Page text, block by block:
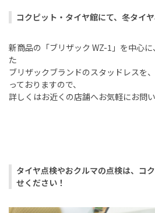
コクピット・タイヤ館にて、冬タイ
新商品の「ブリザック WZ-1 」を中心
た
ブリザックブランドのスタッドレスを
っておりますので、
詳しくはお近くの店舗へお気軽にお問
タイヤ点検やおクルマの点検は、コ
せください！